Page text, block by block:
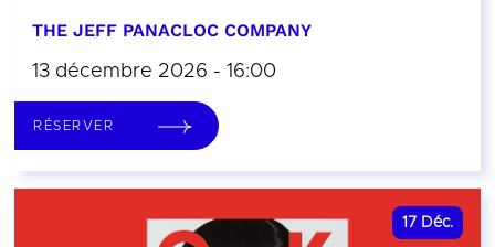
THE JEFF PANACLOC COMPANY
13 décembre 2026 - 16:00
RÉSERVER
17 Déc.